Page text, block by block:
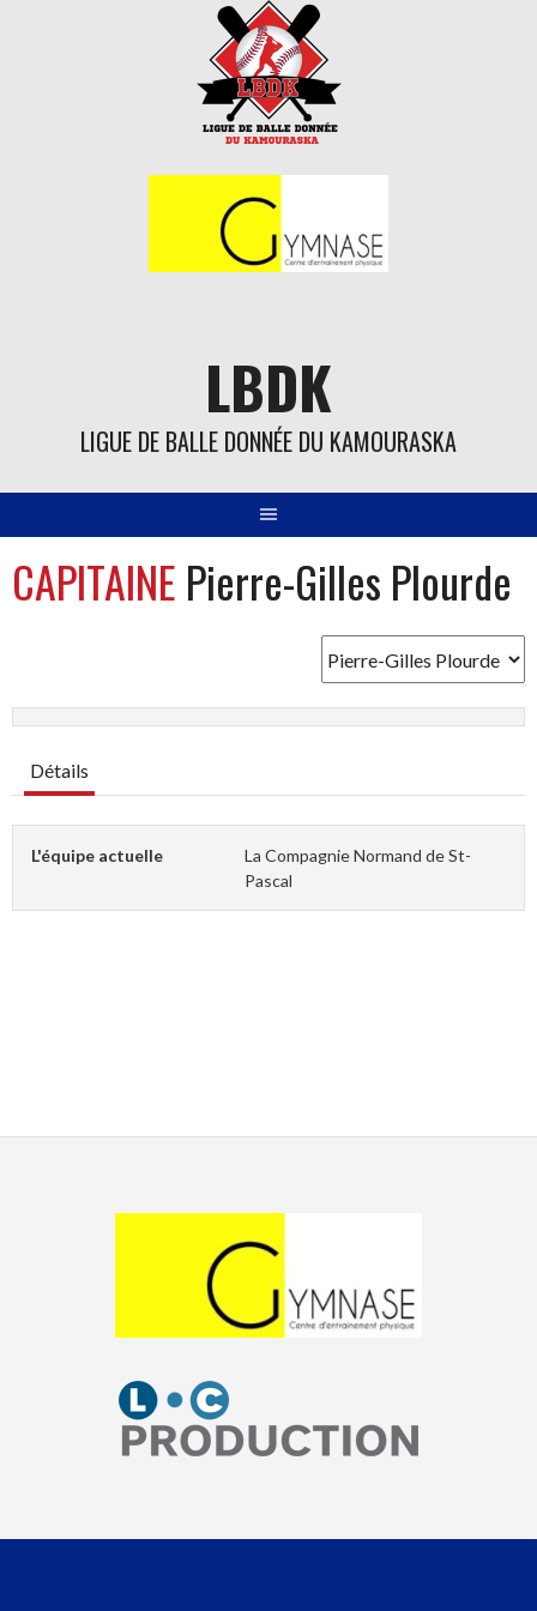
LBDK
LIGUE DE BALLE DONNÉE DU KAMOURASKA
CAPITAINE Pierre-Gilles Plourde
Détails
L'équipe actuelle
La Compagnie Normand de St-
Pascal